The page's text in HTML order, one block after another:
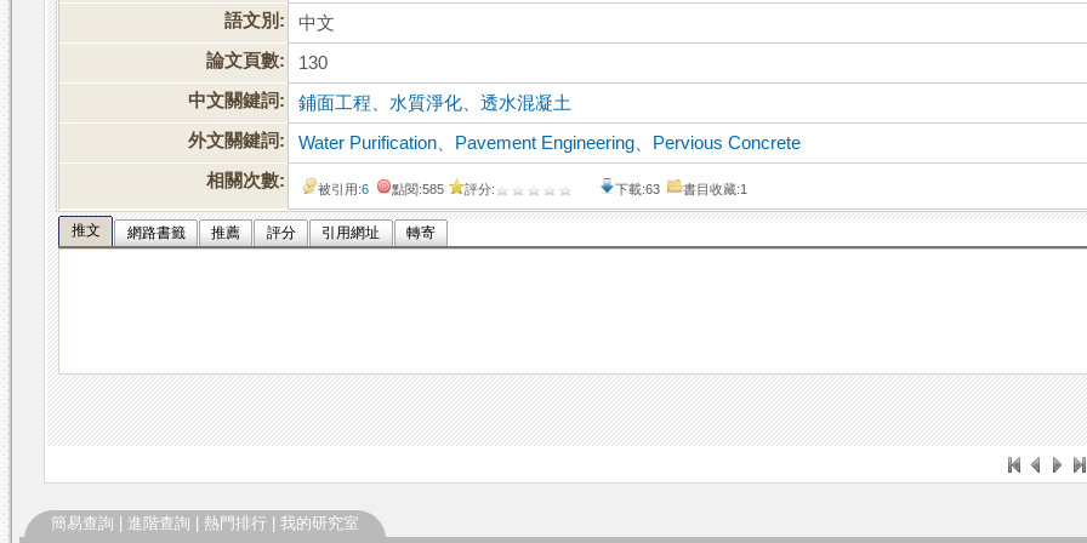
語文別:
中文
論文頁數:
130
中文關鍵詞:
鋪面工程 水質淨化 、透水混凝土
外文關鍵詞:
Water Purification Pavement Engineering
Pervious Concrete
相關次數:
被引用:6 點閱:585 評分: 下載:63 書目收藏:1
推文 網路書籤 推薦 評分 引用網址 轉寄
簡易查詢 進階查詢 熱門排行 我的研究室